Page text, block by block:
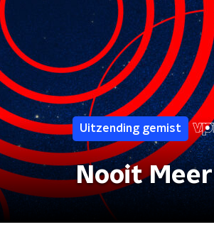
Uitzending gemist
Nooit